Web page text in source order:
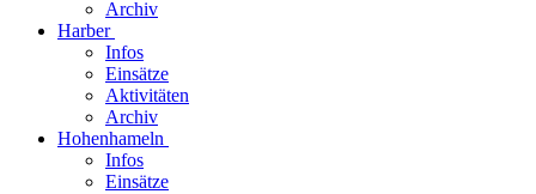
Archiv
Harber
Infos
Einsätze
Aktivitäten
Archiv
Hohenhameln
Infos
Einsätze